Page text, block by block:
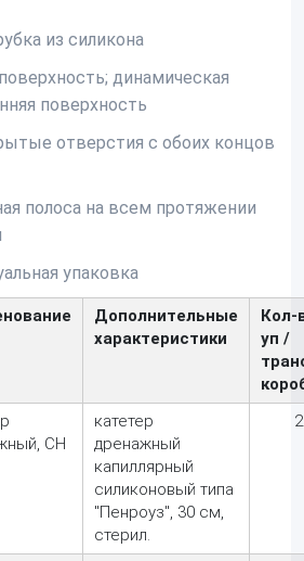
из силикона
динамическая
поверхность
отверстия с обоих концов
полоса на всем протяжении
упаковка
Дополнительные
характеристики
Кол-
уп /
CH
катетер
дренажный
капиллярный
силиконовый типа
"Пенроуз", 30 см,
стерил.